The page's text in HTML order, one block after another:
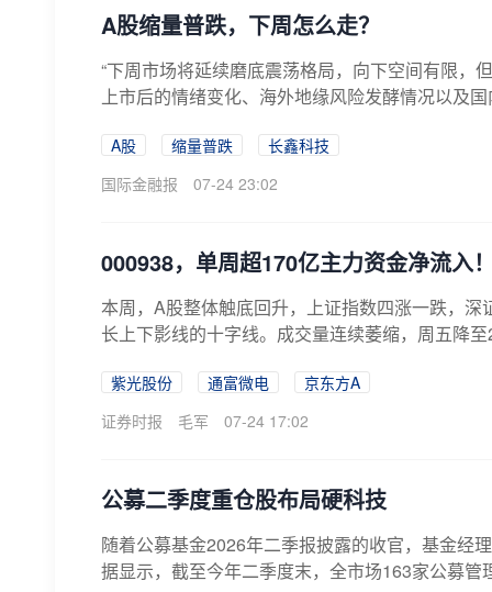
A股缩量普跌，下周怎么走？
“下周市场将延续磨底震荡格局，向下空间有限，
上市后的情绪变化、海外地缘风险发酵情况以及
A股 缩量普跌
长鑫科技
国际金融报
07-24 23:02
000938，单周超170亿主力资金净流入
本周，A股整体触底回升，上证指数四涨一跌，
长上下影线的十字线。成交量连续萎缩，周五降
紫光股份 通富微电
京东方A
证券时报
毛军 07-24 17:02
公募二季度重仓股布局硬科技
随着公募基金2026年二季报披露的收官，基金经
据显示，截至今年二季度末，全市场163家公募